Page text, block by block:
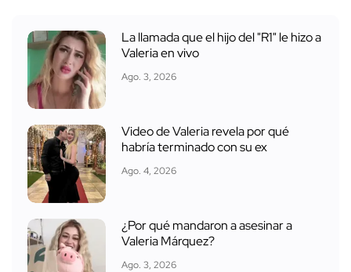
La llamada que el hijo del "R1" le hizo a
Valeria en vivo
Ago. 3, 2026
Video de Valeria revela por qué
habría terminado con su ex
Ago. 4, 2026
¿Por qué mandaron a asesinar a
Valeria Márquez?
Ago. 3, 2026